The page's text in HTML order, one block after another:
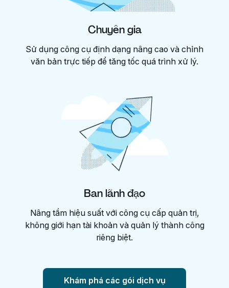
Chuyên gia
Sử dụng công cụ định dạng nâng cao và chỉnh
văn bản trực tiếp để tăng tốc quá trình xử lý.
Ban lãnh đạo
Nâng tầm hiệu suất với công cụ cấp quản trị,
không giới hạn tài khoản và quản lý thành công
riêng biệt.
Khám phá các gói dịch vụ